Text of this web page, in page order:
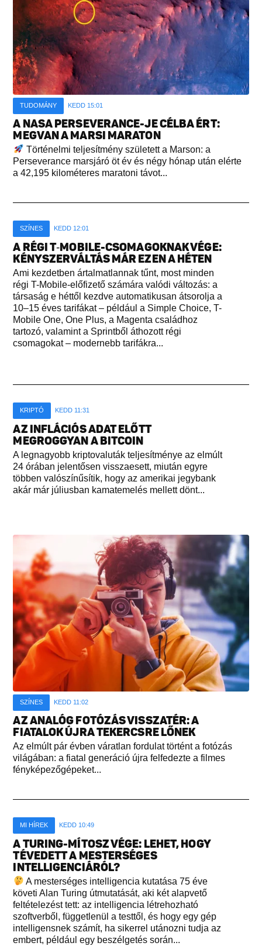
TUDOMÁNY KEDD 15:01
A NASA PERSEVERANCE-JE CÉLBA ÉRT:
MEGVAN A MARSI MARATON
Történelmi teljesítmény született a Marson: a
Perseverance marsjáró öt év és négy hónap után elérte
a 42,195 kilométeres maratoni távot...
SZÍNES KEDD 12:01
A RÉGI T‑MOBILE-CSOMAGOKNAK VÉGE:
KÉNYSZERVÁLTÁS MÁR EZEN A HÉTEN
Ami kezdetben ártalmatlannak tűnt, most minden
régi T-Mobile-előfizető számára valódi változás: a
társaság e héttől kezdve automatikusan átsorolja a
10–15 éves tarifákat – például a Simple Choice, T-
Mobile One, One Plus, a Magenta családhoz
tartozó, valamint a Sprintből áthozott régi
csomagokat – modernebb tarifákra...
KRIPTÓ KEDD 11:31
AZ INFLÁCIÓS ADAT ELŐTT
MEGROGGYAN A BITCOIN
A legnagyobb kriptovaluták teljesítménye az elmúlt
24 órában jelentősen visszaesett, miután egyre
többen valószínűsítik, hogy az amerikai jegybank
akár már júliusban kamatemelés mellett dönt...
SZÍNES KEDD 11:02
AZ ANALÓG FOTÓZÁS VISSZATÉR: A
FIATALOK ÚJRA TEKERCSRE LŐNEK
Az elmúlt pár évben váratlan fordulat történt a fotózás
világában: a fiatal generáció újra felfedezte a filmes
fényképezőgépeket...
MI HÍREK KEDD 10:49
A TURING-MÍTOSZ VÉGE: LEHET, HOGY
TÉVEDETT A MESTERSÉGES
INTELLIGENCIÁRÓL?
A mesterséges intelligencia kutatása 75 éve
követi Alan Turing útmutatását, aki két alapvető
feltételezést tett: az intelligencia létrehozható
szoftverből, függetlenül a testtől, és hogy egy gép
intelligensnek számít, ha sikerrel utánozni tudja az
embert, például egy beszélgetés során...